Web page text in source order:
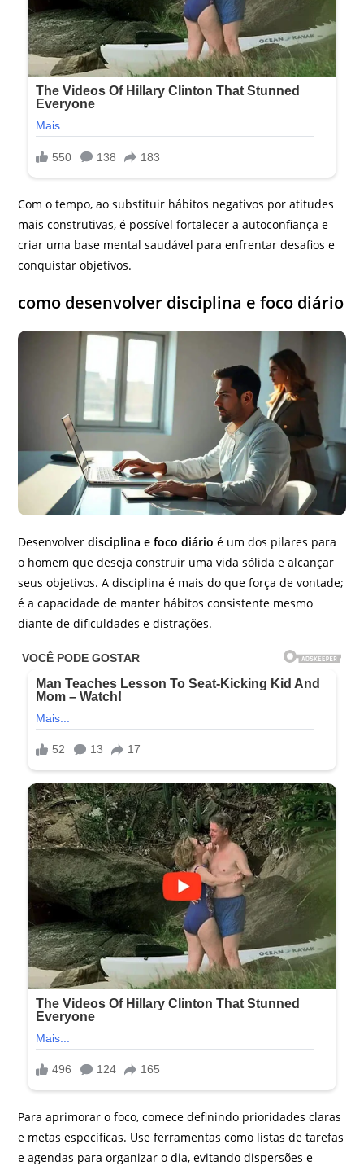
Com o tempo, ao substituir hábitos negativos por atitudes
mais construtivas, é possível fortalecer a autoconfiança e
criar uma base mental saudável para enfrentar desafios e
conquistar objetivos.
como desenvolver disciplina e foco diário
Desenvolverdisciplina e foco diário é um dos pilares para
o homem que deseja construir uma vida sólida e alcançar
seus objetivos. A disciplina é mais do que força de vontade;
é a capacidade de manter hábitos consistente mesmo
diante de dificuldades e distrações.
Para aprimorar o foco, comece definindo prioridades claras
e metas específicas. Use ferramentas como listas de tarefas
e agendas para organizar o dia, evitando dispersões e